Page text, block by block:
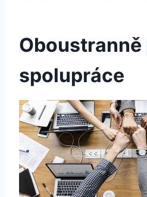
Oboustranně
spolupráce